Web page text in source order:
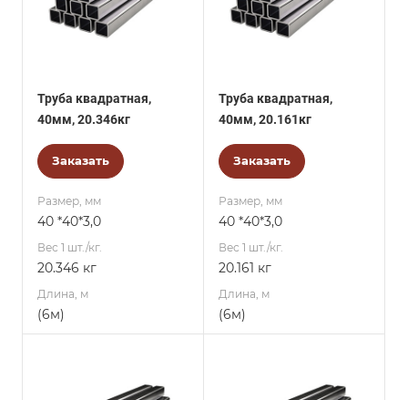
Труба квадратная,
40мм, 20.346кг
Заказать
Размер, мм
40 *40*3,0
Вес 1 шт./кг.
20.346 кг
Длина, м
(6м)
Труба квадратная,
40мм, 20.161кг
Заказать
Размер, мм
40 *40*3,0
Вес 1 шт./кг.
20.161 кг
Длина, м
(6м)